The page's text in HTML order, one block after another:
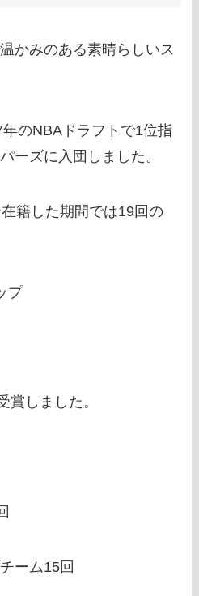
かみのある素晴らしいス
のNBAドラフトで1位指
ーズに入団しました。
籍した期間では19回の
プ
賞しました。
ーム15回